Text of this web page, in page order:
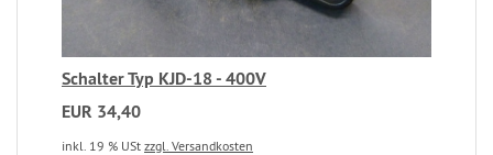
Schalter Typ KJD-18 - 400V
EUR 34,40
inkl. 19 % USt zzgl. Versandkosten